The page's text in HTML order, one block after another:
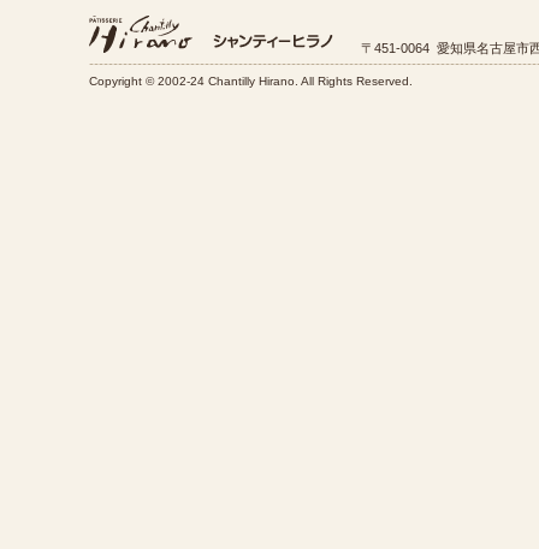
〒451-0064 愛知県名古屋市
Copyright © 2002-24 Chantilly Hirano. All Rights Reserved.